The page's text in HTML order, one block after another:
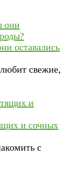
оставались
свежие,
и сочных
с